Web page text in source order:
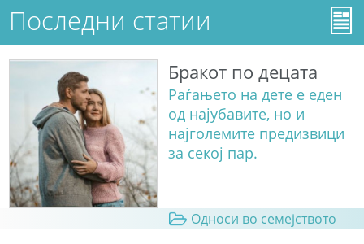
Последни статии
Бракот по децата
Раѓањето на дете е еден
од најубавите, но и
најголемите предизвици
за секој пар.
Односи во семејството